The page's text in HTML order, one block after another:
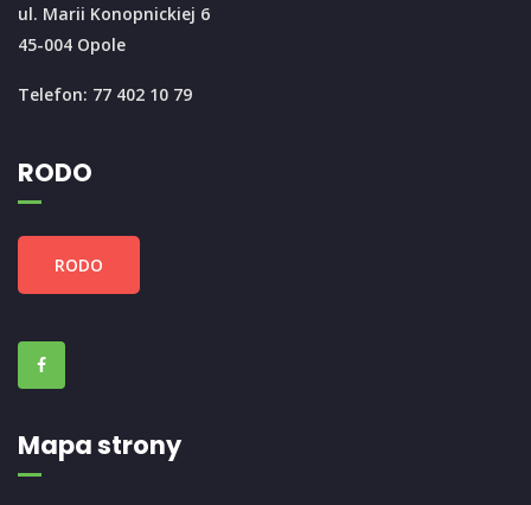
ul. Marii Konopnickiej 6
45-004 Opole
Telefon: 77 402 10 79
RODO
RODO
Mapa strony